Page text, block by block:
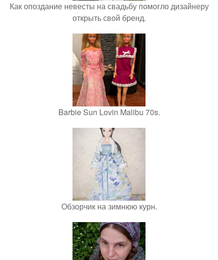
Как опоздание невесты на свадьбу помогло дизайнеру
открыть свой бренд.
Barbie Sun Lovin Malibu 70s.
Обзорчик на зимнюю курн.